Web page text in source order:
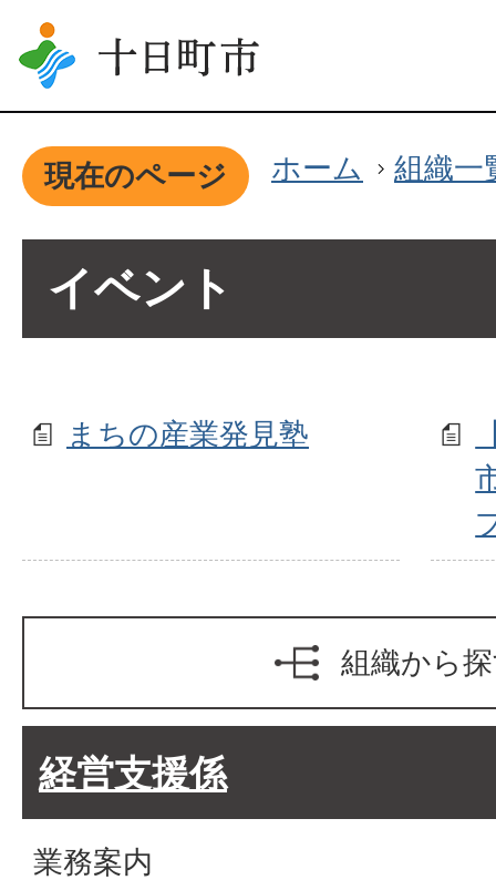
現在のページ ホーム 組織一
イベント
まちの産業発見塾
組織から
経営支援係
業務案内